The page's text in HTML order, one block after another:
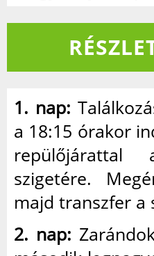
1. nap:
a 18:15 órakor
repülőjárattal
szigetére.
majd transzfer a
2. nap: